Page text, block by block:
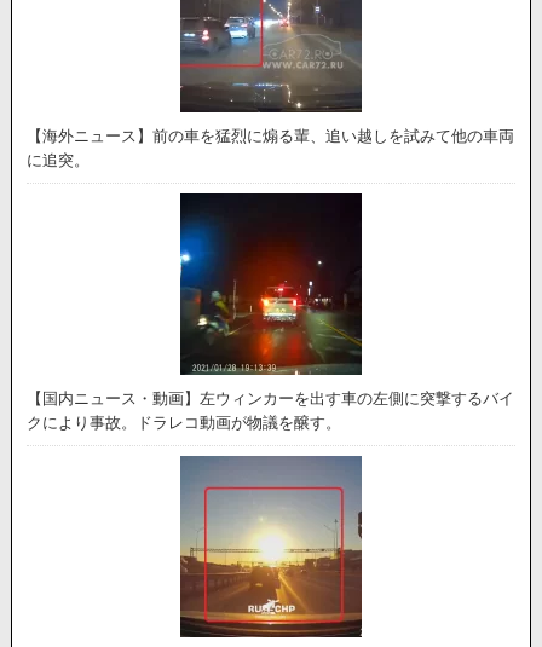
【海外ニュース】前の車を猛烈に煽る輩、追い越しを試みて他の車両
に追突。
【国内ニュース・動画】左ウィンカーを出す車の左側に突撃するバイ
クにより事故。ドラレコ動画が物議を醸す。